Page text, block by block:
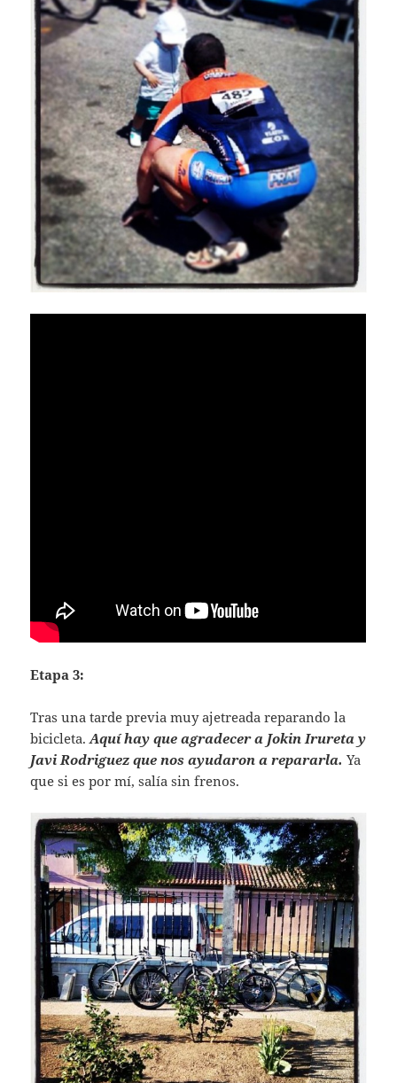
Etapa 3:
Tras una tarde previa muy ajetreada reparando la
bicicleta.Aquí hay que agradecer a Jokin Irureta y
Javi Rodriguez que nos ayudaron a repararla. Ya
que si es por mí, salía sin frenos.